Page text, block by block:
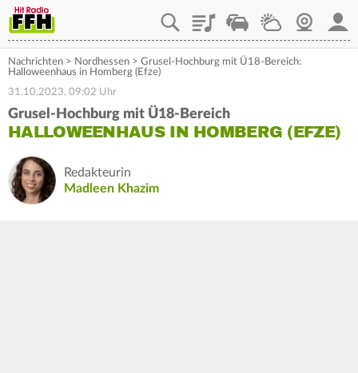
PlaylistStaupilotWetterWebcam
Nachrichten > Nordhessen > Grusel-Hochburg mit Ü18-Bereich:
Halloweenhaus in Homberg (Efze)
31.10.2023, 09:02 Uhr
Grusel-Hochburg mit Ü18-Bereich
HALLOWEENHAUS IN HOMBERG (EFZE)
Redakteurin
Madleen Khazim